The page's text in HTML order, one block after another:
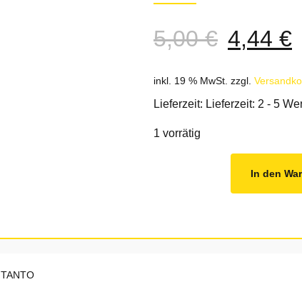
5,00€
war:
5,00 €
4,44 €
inkl. 19 % MwSt. zzgl.
Lieferzeit: Lieferzeit: 2 - 5
1 vorrätig
In den
TANTO